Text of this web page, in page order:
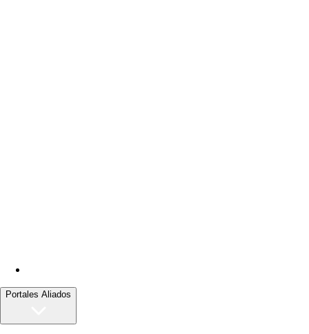
Portales Aliados